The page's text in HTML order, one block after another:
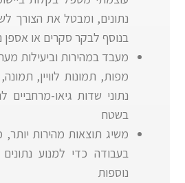
נתונים, ומבטל את הצורך
בנוסף לבקר סקרים או אספן
מעבד במהירות וביעילות
מפות, תמונות לוויין,
נתוני שדות גיאו-מרחביים
בשטח
בעבודה כדי למנוע
נוספות